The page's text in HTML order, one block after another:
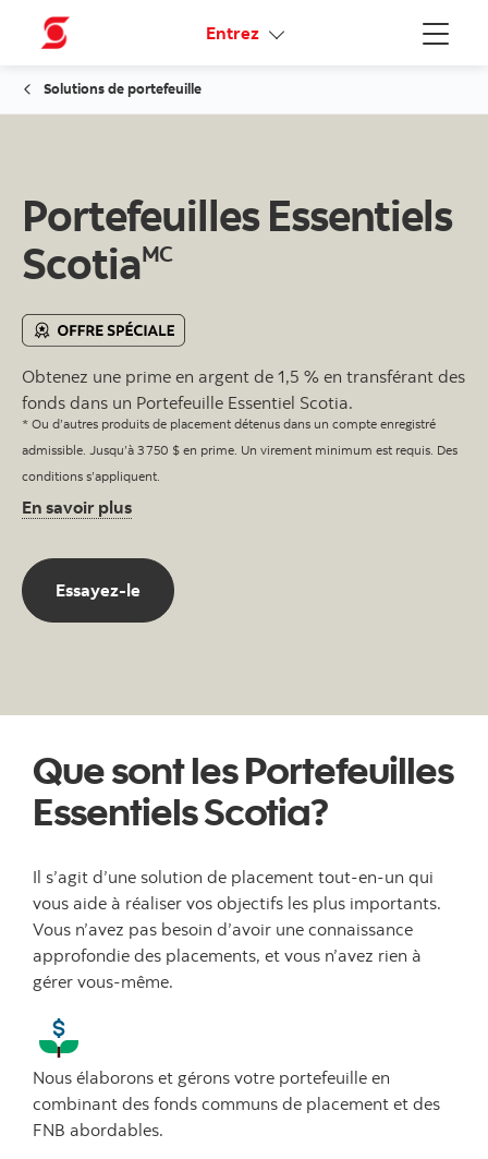
Menu
Entrez Liens connexes
Solutions de portefeuille
Portefeuilles Essentiels
ScotiaMC
Obtenez une prime en argent de 1,5 % en transférant des
fonds dans un Portefeuille Essentiel Scotia.
* Ou d’autres produits de placement détenus dans un compte enregistré
admissible. Jusqu’à 3 750 $ en prime. Un virement minimum est requis. Des
conditions s’appliquent.
En savoir plus
Essayez-le
Que sont les Portefeuilles
Essentiels Scotia?
Il s’agit d’une solution de placement tout-en-un qui
vous aide à réaliser vos objectifs les plus importants.
Vous n’avez pas besoin d’avoir une connaissance
approfondie des placements, et vous n’avez rien à
gérer vous-même.
Nous élaborons et gérons votre portefeuille en
combinant des fonds communs de placement et des
FNB abordables.